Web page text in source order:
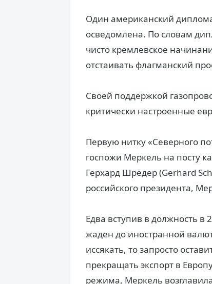
Один американский
осведомлена. По словам
чисто кремлевское
отстаивать флагманский
Своей поддержкой
критически настроенные
Первую нитку «Северного
госпожи Меркель на посту
Герхард Шрёдер (Gerhard
российского президента,
Едва вступив в должность в
жаден до иностранной
иссякать, то запросто
прекращать экспорт в
режима, Меркель